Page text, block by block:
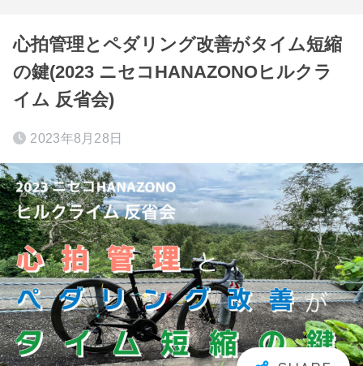
心拍管理とペダリング改善がタイム短縮
の鍵(2023 ニセコHANAZONOヒルクラ
イム 反省会)
2023年8月28日